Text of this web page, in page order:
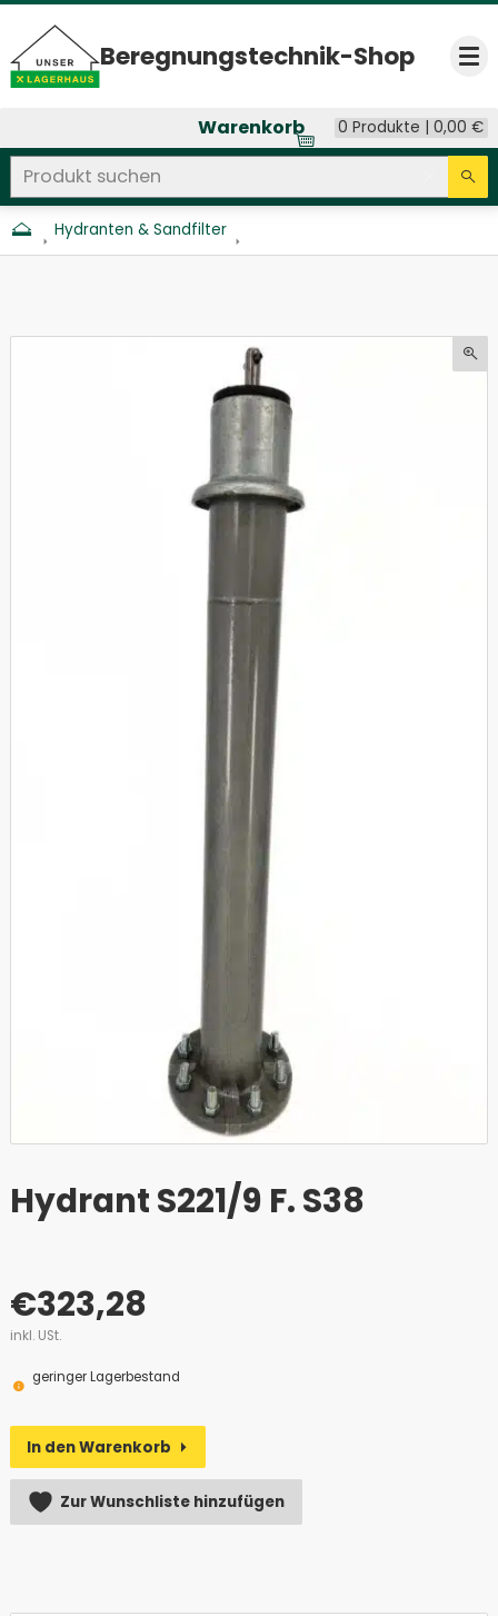
Beregnungs­technik-Shop
Warenkorb 0 Produkte |0,00€
Seitenweite Suche
Produkt suchen
Hydranten & Sandfilter
Hydrant S221/9 F. S38
€323,28
inkl. USt.
geringer Lagerbestand
In den Warenkorb
Alternative:
Zur Wunschliste hinzufügen